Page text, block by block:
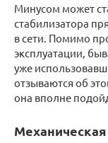
Минусом может
стабилизатора
в сети. Помимо
эксплуатации,
уже
отзываются об
она вполне